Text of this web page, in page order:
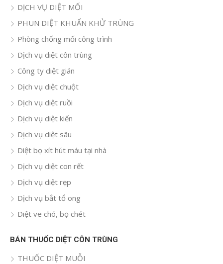
DỊCH VỤ DIỆT MỐI
PHUN DIỆT KHUẨN KHỬ TRÙNG
Phòng chống mối công trình
Dịch vụ diệt côn trùng
Công ty diệt gián
Dịch vụ diệt chuột
Dịch vụ diệt ruồi
Dịch vụ diệt kiến
Dịch vụ diệt sâu
Diệt bọ xít hút máu tại nhà
Dịch vụ diệt con rết
Dịch vụ diệt rẹp
Dịch vụ bắt tổ ong
Diệt ve chó, bọ chét
BÁN THUỐC DIỆT CÔN TRÙNG
THUỐC DIỆT MUỖI